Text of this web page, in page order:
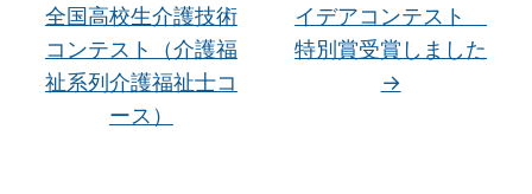
全国高校生介護技術
コンテスト（介護福
祉系列介護福祉士コ
ース）
イデアコンテスト
特別賞受賞しました
→